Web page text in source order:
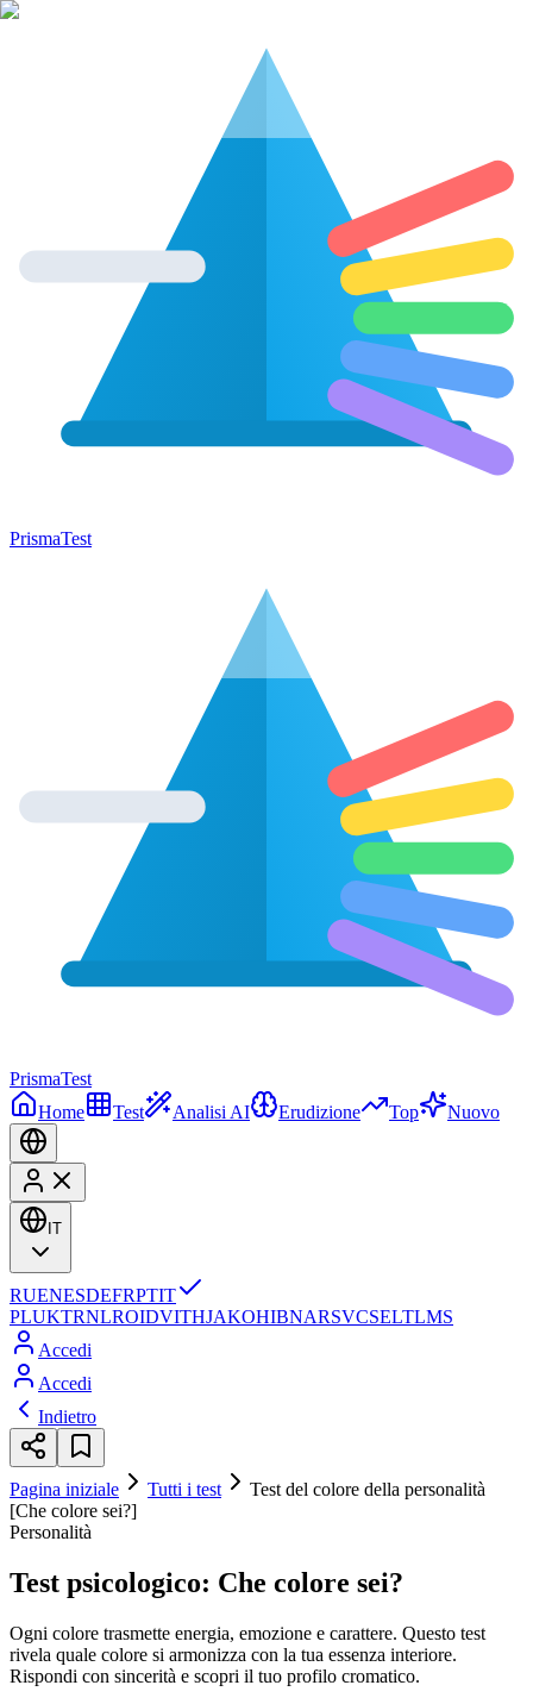
PrismaTest
PrismaTest
Home
Test Analisi AI Erudizione Top Nuovo
IT
RUENESDEFRPTIT
PLUKTRNLROIDVITHJAKOHIBNARSVCSELTLMS
Accedi
Accedi
Indietro
Pagina iniziale Tutti i test
Test del colore della personalità
[Che colore sei?]
Personalità
Test psicologico: Che colore sei?
Ogni colore trasmette energia, emozione e carattere. Questo test
rivela quale colore si armonizza con la tua essenza interiore.
Rispondi con sincerità e scopri il tuo profilo cromatico.